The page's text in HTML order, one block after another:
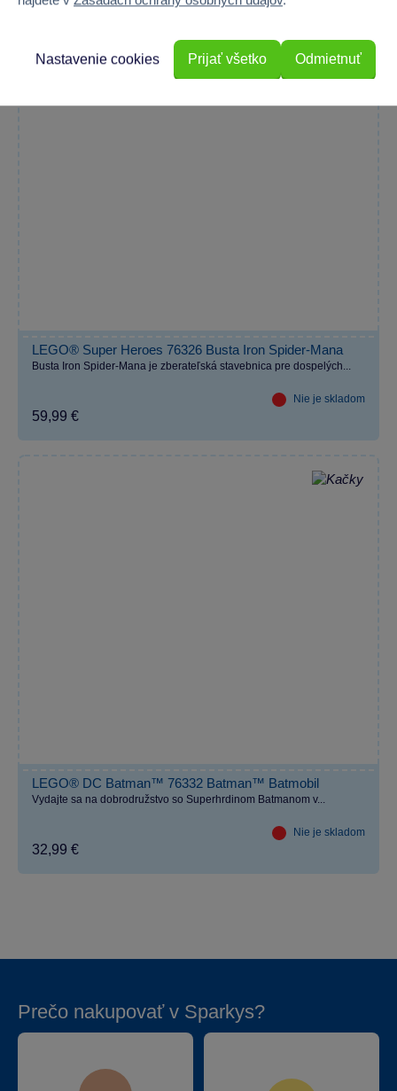
LEGO® Super Heroes 76326 Busta Iron Spider-Mana
Busta Iron Spider-Mana je zberateľská stavebnica pre dospelých...
Nie je skladom
59,99 €
LEGO® DC Batman™ 76332 Batman™ Batmobil
Vydajte sa na dobrodružstvo so Superhrdinom Batmanom v...
Nie je skladom
32,99 €
Prečo nakupovať v Sparkys?
Odmietnuť
Nastavenie cookies Prijať všetko